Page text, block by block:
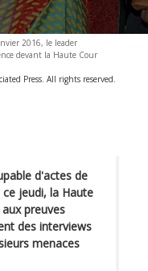
2016, le leader
devant la Haute Cour
Press. All rights reserved.
d'actes de
jeudi, la Haute
preuves
des interviews
menaces